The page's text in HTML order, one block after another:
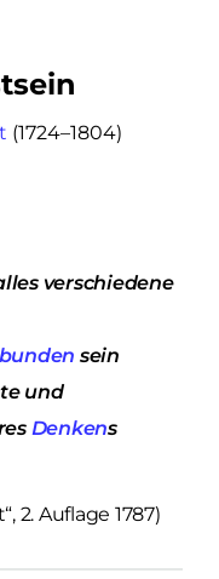
(1724–1804)
verschiedene
sein
und
Denkens
2. Auflage 1787)